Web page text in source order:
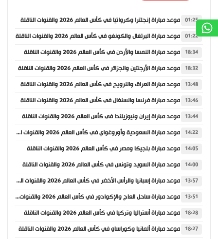
01:25 موعد مباراة إنجلترا وكرواتيا في كأس العالم 2026 والقنوات الناقلة
01:22 موعد مباراة البرتغال والكونغو في كأس العالم 2026 والقنوات الناقلة
18:34 موعد مباراة النمسا والأردن في كأس العالم 2026 والقنوات الناقلة
18:32 موعد مباراة الأرجنتين والجزائر في كأس العالم 2026 والقنوات الناقلة
13:48 موعد مباراة العراق والنرويج في كأس العالم 2026 والقنوات الناقلة
13:46 موعد مباراة فرنسا والسنغال في كأس العالم 2026 والقنوات الناقلة
13:44 موعد مباراة إيران ونيوزيلندا في كأس العالم 2026 والقنوات الناقلة
14:22 موعد مباراة السعودية وأوروغواي في كأس العالم 2026 والقنوات الناقلة
14:05 موعد مباراة بلجيكا ومصر في كأس العالم 2026 والقنوات الناقلة
14:00 موعد مباراة السويد وتونس في كأس العالم 2026 والقنوات الناقلة
13:57 موعد مباراة إسبانيا والرأس الأخضر في كأس العالم 2026 والقنوات الناقلة
13:51 موعد مباراة ساحل العاج والإكوادور في كأس العالم 2026 والقنوات الناقلة
18:28 موعد مباراة أستراليا وتركيا في كأس العالم 2026 والقنوات الناقلة
18:27 موعد مباراة ألمانيا وكوراساو في كأس العالم 2026 والقنوات الناقلة